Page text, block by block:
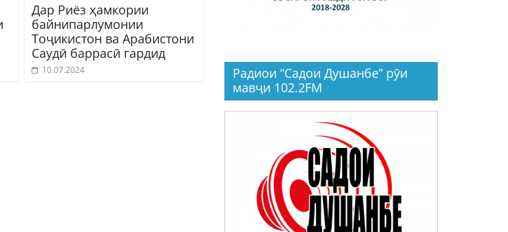
Дар Риёз ҳамкории
байнипарлумонии
Тоҷикистон ва Арабистони
Саудӣ баррасӣ гардид
10.07.2024
Радиои “Садои Душанбе” рӯи
мавҷи 102.2FM